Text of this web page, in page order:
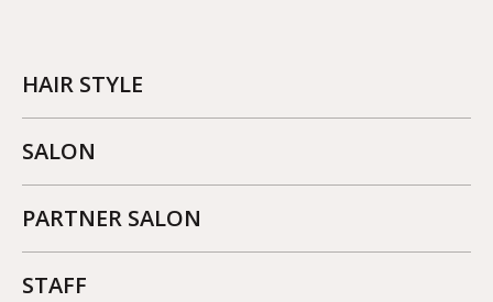
HAIR STYLE
SALON
PARTNER SALON
STAFF